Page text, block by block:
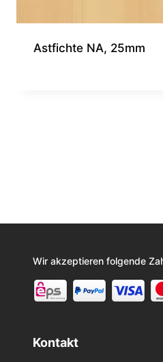
Astfichte NA, 25mm
Wir akzeptieren folgende
Kontakt